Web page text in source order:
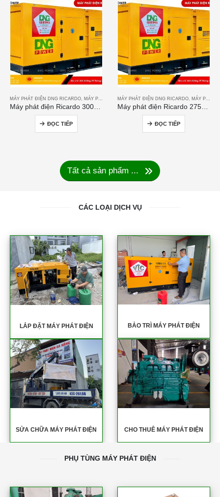
MÁY PHÁT ĐIỆN DNG RICARDO MÁY PHÁT ĐIỆN RICARDO
ĐỌC TIẾP
MÁY PHÁT ĐIỆN DNG RICARDO MÁY PHÁT ĐIỆN RICARDO
ĐỌC TIẾP
Tất cả sản phẩm ...
CÁC LOẠI DỊCH VỤ
LẮP ĐẶT MÁY PHÁT ĐIỆN BẢO TRÌ MÁY PHÁT ĐIỆN
SỬA CHỮA MÁY PHÁT ĐIỆN CHO THUÊ MÁY PHÁT ĐIỆN
PHỤ TÙNG MÁY PHÁT ĐIỆN